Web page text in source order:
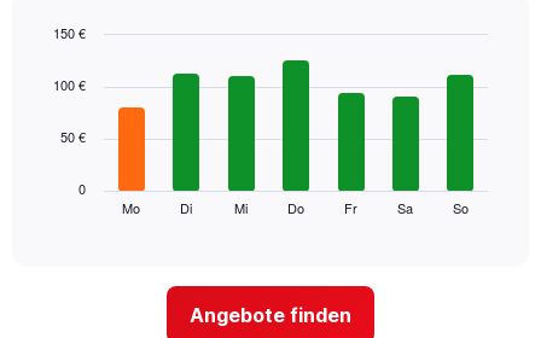
Diagramm
die
Monate
chart
bars.
durchschnittlichen
Mo Di Mi Do Fr Sa So
0
50 €
100 €
150 €
Angebote finden